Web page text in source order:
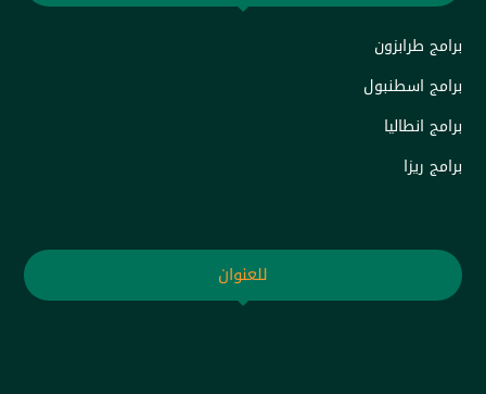
برامج طرابزون
برامج اسطنبول
برامج انطاليا
برامج ريزا
للعنوان